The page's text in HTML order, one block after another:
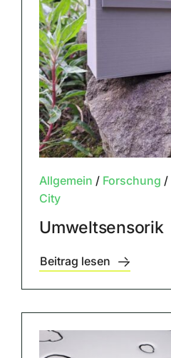
Allgemein / Forschung /
City
Umweltsensorik
Beitrag lesen